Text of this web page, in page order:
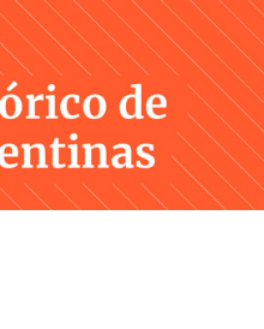
Skip
to
content